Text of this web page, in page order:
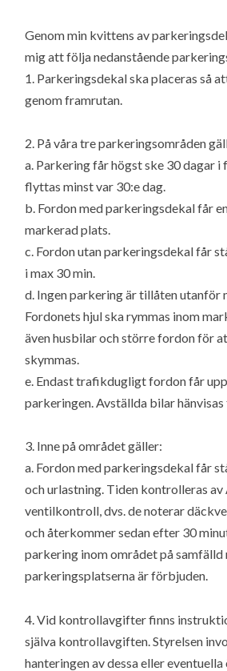
Genom min kvittens av
mig att följa nedanstående
1. Parkeringsdekal ska placeras så
genom framrutan.
2. På våra tre parkeringsområden
a. Parkering får högst ske 30 dagar i
flyttas minst var 30:e dag.
b. Fordon med parkeringsdekal får
markerad plats.
c. Fordon utan parkeringsdekal får
i max 30 min.
d. Ingen parkering är tillåten utanför
Fordonets hjul ska rymmas inom
även husbilar och större fordon för
skymmas.
e. Endast trafikdugligt fordon får
parkeringen. Avställda bilar
3. Inne på området gäller:
a. Fordon med parkeringsdekal får
och urlastning. Tiden kontrolleras
ventilkontroll, dvs. de noterar
och återkommer sedan efter 30
parkering inom området på samfälld
parkeringsplatserna är förbjuden.
4. Vid kontrollavgifter finns
själva kontrollavgiften. Styrelsen
hanteringen av dessa eller eventuella